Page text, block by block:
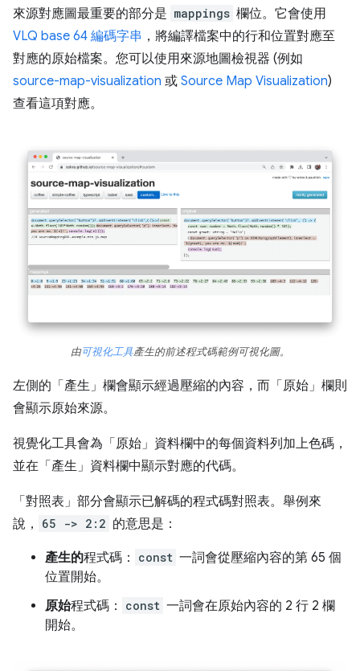
來源對應圖最重要的部分是 mappings 欄位。它會使用
VLQ base 64 編碼字串 ，將編譯檔案中的行和位置對應至
對應的原始檔案。您可以使用來源地圖檢視器 (例如
source-map-visualization 或 Source Map Visualization)
查看這項對應。
由可視化工具產生的前述程式碼範例可視化圖。
左側的「產生」 欄會顯示經過壓縮的內容，而「原始」 欄則
會顯示原始來源。
視覺化工具會為「原始」 資料欄中的每個資料列加上色碼，
並在「產生」 資料欄中顯示對應的代碼。
「對照表」 部分會顯示已解碼的程式碼對照表。舉例來
說，
65 -> 2:2 的意思是：
產生的程式碼： const 一詞會從壓縮內容的第 65 個
位置開始。
原始程式碼： const 一詞會在原始內容的 2 行 2 欄
開始。